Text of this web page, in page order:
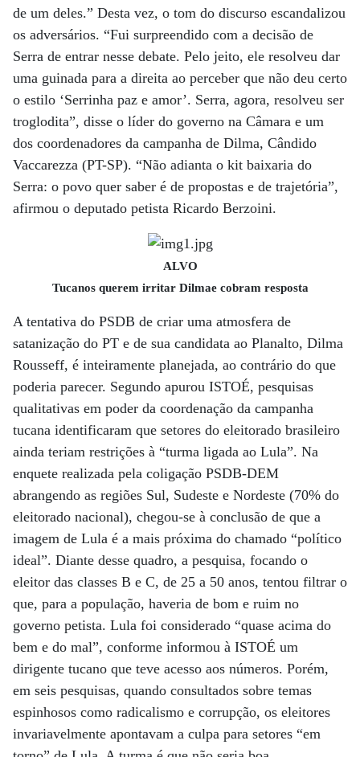
de um deles.” Desta vez, o tom do discurso escandalizou
os adversários. “Fui surpreendido com a decisão de
Serra de entrar nesse debate. Pelo jeito, ele resolveu dar
uma guinada para a direita ao perceber que não deu certo
o estilo ‘Serrinha paz e amor’. Serra, agora, resolveu ser
troglodita”, disse o líder do governo na Câmara e um
dos coordenadores da campanha de Dilma, Cândido
Vaccarezza (PT-SP). “Não adianta o kit baixaria do
Serra: o povo quer saber é de propostas e de trajetória”,
afirmou o deputado petista Ricardo Berzoini.
ALVO
Tucanos querem irritar Dilmae cobram resposta
A tentativa do PSDB de criar uma atmosfera de
satanização do PT e de sua candidata ao Planalto, Dilma
Rousseff, é inteiramente planejada, ao contrário do que
poderia parecer. Segundo apurou ISTOÉ, pesquisas
qualitativas em poder da coordenação da campanha
tucana identificaram que setores do eleitorado brasileiro
ainda teriam restrições à “turma ligada ao Lula”. Na
enquete realizada pela coligação PSDB-DEM
abrangendo as regiões Sul, Sudeste e Nordeste (70% do
eleitorado nacional), chegou-se à conclusão de que a
imagem de Lula é a mais próxima do chamado “político
ideal”. Diante desse quadro, a pesquisa, focando o
eleitor das classes B e C, de 25 a 50 anos, tentou filtrar o
que, para a população, haveria de bom e ruim no
governo petista. Lula foi considerado “quase acima do
bem e do mal”, conforme informou à ISTOÉ um
dirigente tucano que teve acesso aos números. Porém,
em seis pesquisas, quando consultados sobre temas
espinhosos como radicalismo e corrupção, os eleitores
invariavelmente apontavam a culpa para setores “em